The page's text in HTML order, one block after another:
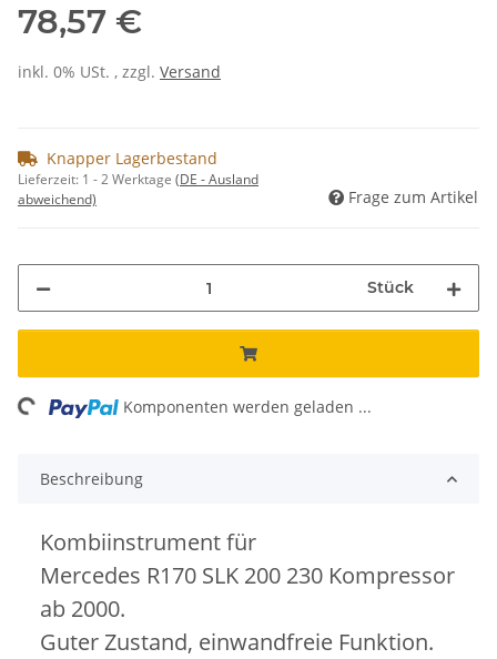
78,57 €
inkl. 0% USt. , zzgl. Versand
Knapper Lagerbestand
Lieferzeit: 1 - 2 Werktage (DE - Ausland
abweichend)
Frage zum Artikel
Stück
Komponenten werden geladen ...
Beschreibung
Kombiinstrument für
Mercedes R170 SLK 200 230 Kompressor
ab 2000.
Guter Zustand, einwandfreie Funktion.